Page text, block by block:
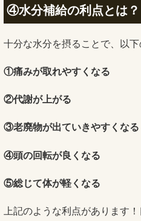
④水分補給の利点とは？
十分な水分を摂ることで、以下
①痛みが取れやすくなる
②代謝が上がる
③老廃物が出ていきやすくなる
④頭の回転が良くなる
⑤総じて体が軽くなる
上記のような利点があります